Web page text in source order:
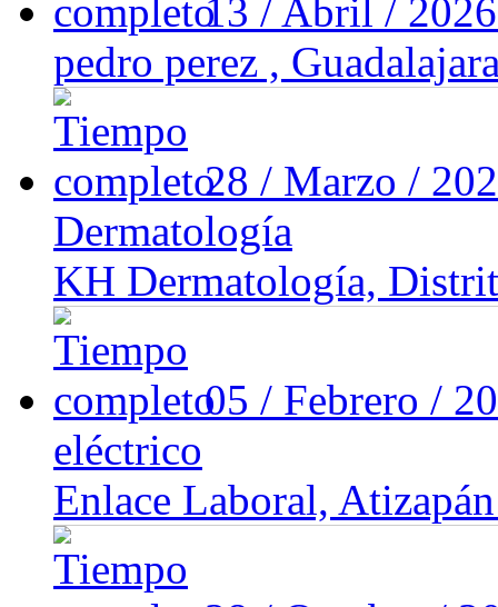
13 / Abril /
pedro perez ,
28 / Marzo /
Dermatología
KH Dermatología,
05 / Febrero /
eléctrico
Enlace Laboral,